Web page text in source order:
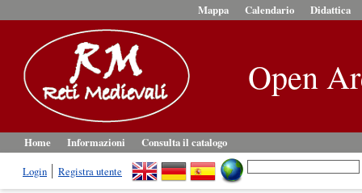
Mappa Calendario Didattica
Open
Home Informazioni
Consulta il catalogo
Login
Registra utente